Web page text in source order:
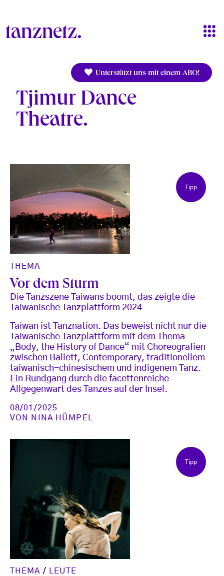
Unterstützt uns mit einem ABO!
Tjimur Dance
Theatre
Tipp
THEMA
Vor dem Sturm
Die Tanzszene Taiwans boomt, das zeigte die
Taiwanische Tanzplattform 2024
Taiwan ist Tanznation. Das beweist nicht nur die
Taiwanische Tanzplattform mit dem Thema
„Body, the History of Dance“ mit Choreografien
zwischen Ballett, Contemporary, traditionellem
taiwanisch-chinesischem und indigenem Tanz.
Ein Rundgang durch die facettenreiche
Allgegenwart des Tanzes auf der Insel.
08/01/2025
VON
NINA HÜMPEL
Tipp
THEMA / LEUTE